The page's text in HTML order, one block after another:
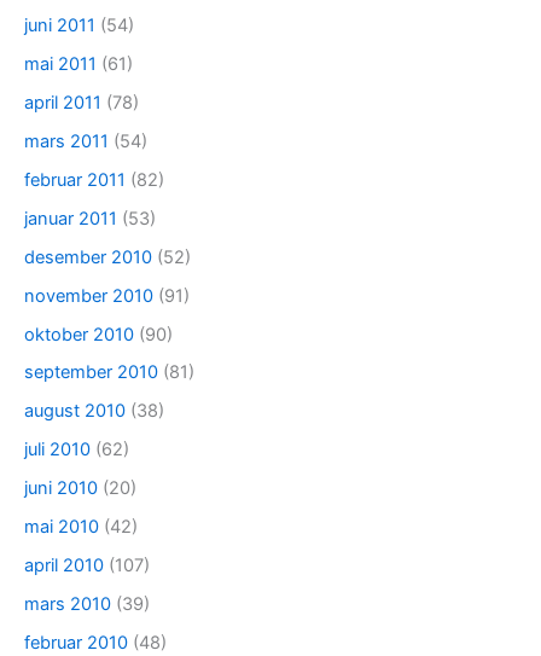
juni 2011 (54)
mai 2011 (61)
april 2011 (78)
mars 2011 (54)
februar 2011 (82)
januar 2011 (53)
desember 2010 (52)
november 2010 (91)
oktober 2010 (90)
september 2010 (81)
august 2010 (38)
juli 2010 (62)
juni 2010 (20)
mai 2010 (42)
april 2010 (107)
mars 2010 (39)
februar 2010 (48)